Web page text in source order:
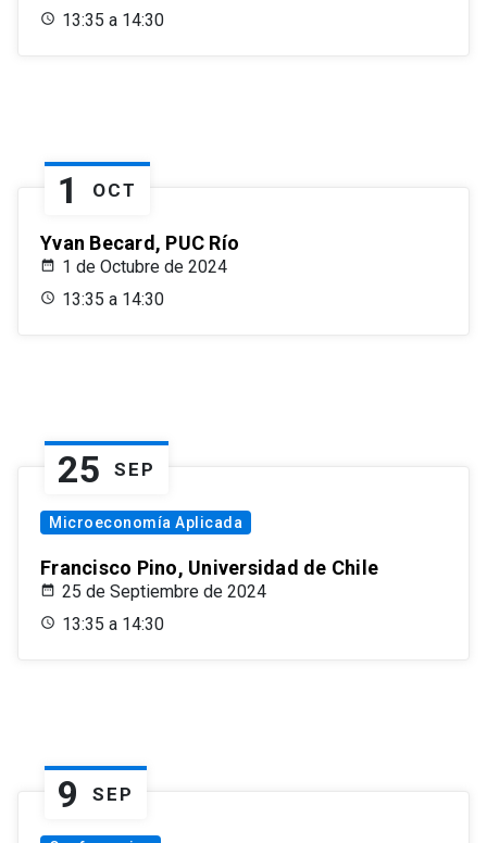
13:35 a 14:30
1 OCT
Yvan Becard, PUC Río
1 de Octubre de 2024
13:35 a 14:30
25 SEP
Microeconomía Aplicada
Francisco Pino, Universidad de Chile
25 de Septiembre de 2024
13:35 a 14:30
9 SEP